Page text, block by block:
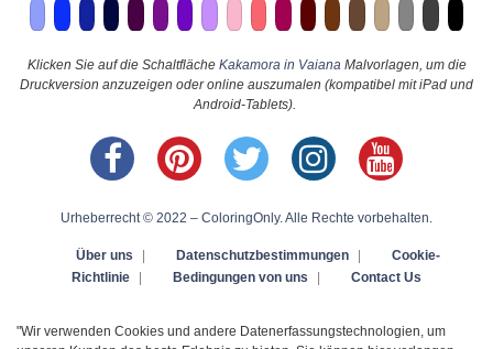
Klicken Sie auf die Schaltfläche Kakamora in VaianaMalvorlagen, um die
Druckversion anzuzeigen oder online auszumalen (kompatibel mit iPad und
Android-Tablets).
Urheberrecht © 2022 – ColoringOnly. Alle Rechte vorbehalten.
Über uns Datenschutzbestimmungen
Cookie-
Richtlinie
Bedingungen von uns Contact Us
"Wir verwenden Cookies und andere Datenerfassungstechnologien, um